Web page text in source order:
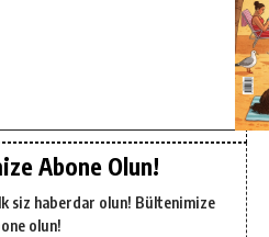
Abone Olun!
siz haberdar olun! Bültenimize
olun!